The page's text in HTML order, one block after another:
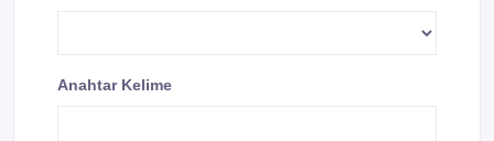
Anahtar Kelime